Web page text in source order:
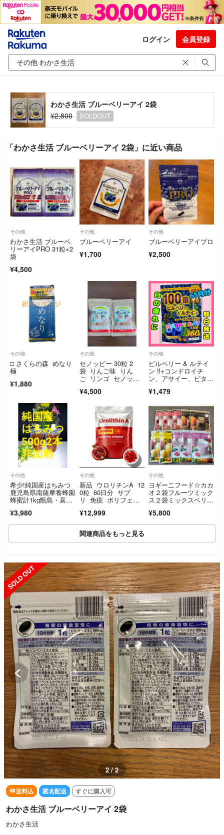
ログイン 会員登録
わかさ生活 ブルーベリーアイ 2袋
¥2,800
SOLDOUT
「わかさ生活 ブルーベリーアイ 2袋」に近い商品
その他
わかさ生活 ブルーベ
リーアイPRO 31粒×2
袋
¥4,500
その他
ブルーベリーアイ
¥1,700
その他
ブルーベリーアイプロ
¥2,500
その他
□ さくらの森 めなり
極
¥1,880
その他
セノッピー 30粒 2
袋 りんご味 りん
ご リンゴ セノッピ
¥4,500
その他
ビルベリー & ルテイ
ン ‼️+コンドロイチ
ン、アサイー、ビタミ
¥1,479
その他
希少!純国産はちみつ
鹿児島県南薩摩養蜂園
蜂蜜計1kg甑島・喜界
¥3,980
その他
新品 ウロリチンA 12
0粒 60日分 サプ
リ 免疫 ポリフェノ
ロ エラグ酸 ミトコ
ンドリア
¥12,999
その他
ヨギーニフード☆カカ
オ２袋フルーツミック
ス２袋ミックスベリー
☆合計10袋
¥5,800
関連商品をもっと見る
SOLD OUT
1 / 2
送料込 匿名配送 すぐに購入可
わかさ生活 ブルーベリーアイ 2袋
わかさ生活